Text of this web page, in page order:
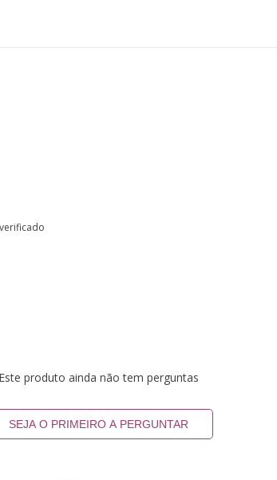
Este produto ainda não tem perguntas
SEJA O PRIMEIRO A PERGUNTAR